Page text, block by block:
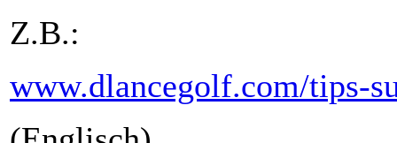
Z.B.:
www.dlancegolf.com/tips-